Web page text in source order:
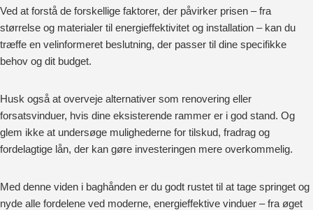
Ved at forstå de forskellige faktorer, der påvirker prisen – fra
størrelse og materialer til energieffektivitet og installation – kan du
træffe en velinformeret beslutning, der passer til dine specifikke
behov og dit budget.
Husk også at overveje alternativer som renovering eller
forsatsvinduer, hvis dine eksisterende rammer er i god stand. Og
glem ikke at undersøge mulighederne for tilskud, fradrag og
fordelagtige lån, der kan gøre investeringen mere overkommelig.
Med denne viden i baghånden er du godt rustet til at tage springet og
nyde alle fordelene ved moderne, energieffektive vinduer – fra øget